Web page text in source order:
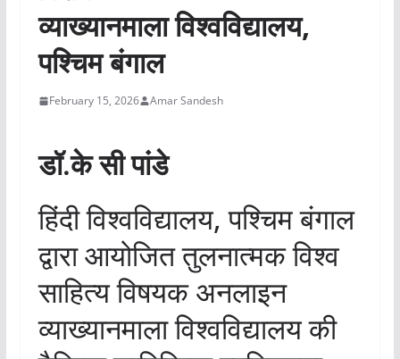
व्याख्यानमाला विश्वविद्यालय,
पश्चिम बंगाल
February 15, 2026 Amar Sandesh
डॉ.के सी पांडे
हिंदी विश्वविद्यालय, पश्चिम बंगाल
द्वारा आयोजित तुलनात्मक विश्व
साहित्य विषयक अनलाइन
व्याख्यानमाला विश्वविद्यालय की